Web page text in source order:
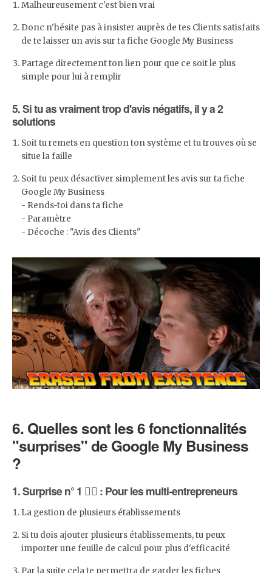
Malheureusement c'est bien vrai
Donc n'hésite pas à insister auprès de tes Clients satisfaits
de te laisser un avis sur ta fiche Google My Business
Partage directement ton lien pour que ce soit le plus
simple pour lui à remplir
5. Si tu as vraiment trop d'avis négatifs, il y a 2
solutions
Soit tu remets en question ton système et tu trouves où se
situe la faille
Soit tu peux désactiver simplement les avis sur ta fiche
Google My Business
- Rends-toi dans ta fiche
- Paramètre
- Décoche : "Avis des Clients"
6. Quelles sont les 6 fonctionnalités
"surprises" de Google My Business
?
1. Surprise n° 1 🤹‍♂️ : Pour les multi-entrepreneurs
La gestion de plusieurs établissements
Si tu dois ajouter plusieurs établissements, tu peux
importer une feuille de calcul pour plus d'efficacité